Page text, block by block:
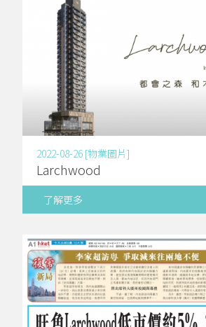
2022-08-26 [物業圖片]
Larchwood
了解更多